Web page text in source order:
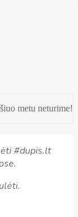
metu neturime!
#dupis.lt